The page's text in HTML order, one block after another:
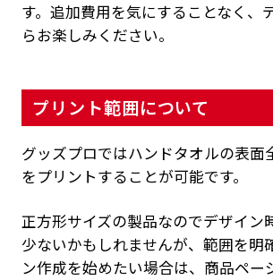
す。追加費用を気にすることなく、
らお楽しみください。
プリント範囲について
グッズプロではハンドタオルの表面
をプリントすることが可能です。
正方形サイズの製品なのでデザイン
少ないかもしれませんが、範囲を明
ン作成を始めたい場合は、商品ペー